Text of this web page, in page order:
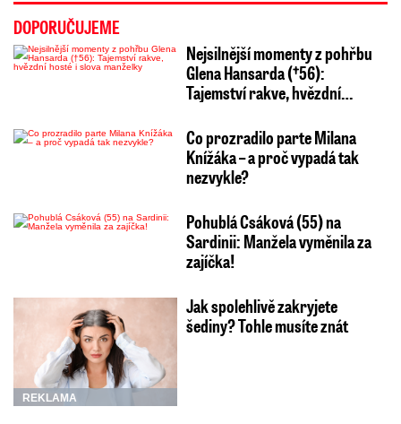
DOPORUČUJEME
Nejsilnější momenty z pohřbu
Glena Hansarda (†56):
Tajemství rakve, hvězdní…
Co prozradilo parte Milana
Knížáka – a proč vypadá tak
nezvykle?
Pohublá Csáková (55) na
Sardinii: Manžela vyměnila za
zajíčka!
REKLAMA
Jak spolehlivě zakryjete
šediny? Tohle musíte znát